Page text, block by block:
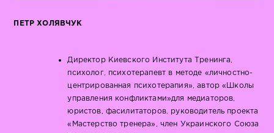
ПЕТР ХОЛЯВЧУК
Директор Киевского Института Тренинга,
психолог, психотерапевт в методе «личностно-
центрированная психотерапия», автор «Школы
управления конфликтами»для медиаторов,
юристов, фасилитаторов, руководитель проекта
«Мастерство тренера», член Украинского Союза